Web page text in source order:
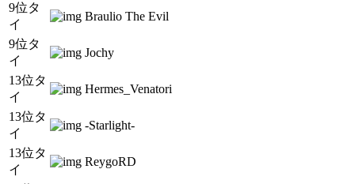
9位タ
イ
Braulio The Evil
9位タ
イ
Jochy
13位タ
イ
Hermes_Venatori
13位タ
イ
-Starlight-
13位タ
イ
ReygoRD